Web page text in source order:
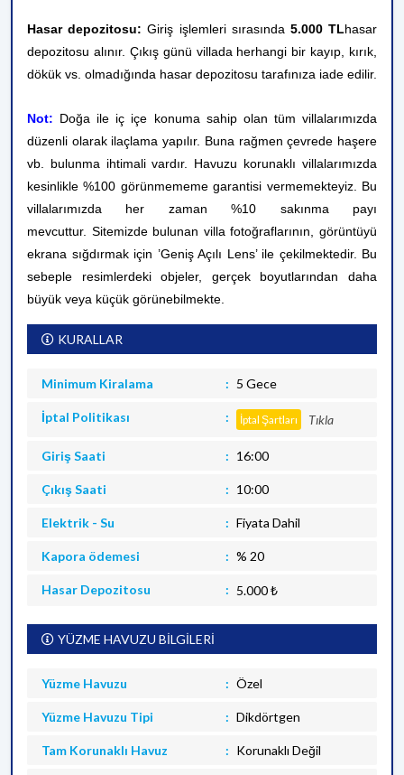
Hasar depozitosu: Giriş işlemleri sırasında 5.000 TLhasar
depozitosu alınır. Çıkış günü villada herhangi bir kayıp, kırık,
dökük vs. olmadığında hasar depozitosu tarafınıza iade edilir.
Not: Doğa ile iç içe konuma sahip olan tüm villalarımızda
düzenli olarak ilaçlama yapılır. Buna rağmen çevrede haşere
vb. bulunma ihtimali vardır. Havuzu korunaklı villalarımızda
kesinlikle %100 görünmememe garantisi vermemekteyiz. Bu
villalarımızda her zaman %10 sakınma payı
mevcuttur. Sitemizde bulunan villa fotoğraflarının, görüntüyü
ekrana sığdırmak için ’Geniş Açılı Lens’ ile çekilmektedir. Bu
sebeple resimlerdeki objeler, gerçek boyutlarından daha
büyük veya küçük görünebilmekte.
KURALLAR
Minimum Kiralama 5 Gece
İptal Politikası İptal Şartları Tıkla
Giriş Saati 16:00
Çıkış Saati 10:00
Elektrik - Su Fiyata Dahil
Kapora ödemesi % 20
Hasar Depozitosu 5.000 ₺
YÜZME HAVUZU BİLGİLERİ
Yüzme Havuzu Özel
Yüzme Havuzu Tipi Dikdörtgen
Tam Korunaklı Havuz Korunaklı Değil